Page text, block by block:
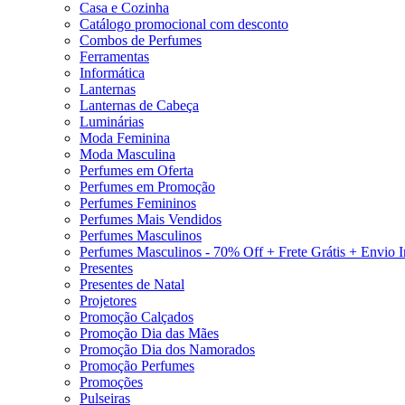
Casa e Cozinha
Catálogo promocional com desconto
Combos de Perfumes
Ferramentas
Informática
Lanternas
Lanternas de Cabeça
Luminárias
Moda Feminina
Moda Masculina
Perfumes em Oferta
Perfumes em Promoção
Perfumes Femininos
Perfumes Mais Vendidos
Perfumes Masculinos
Perfumes Masculinos - 70% Off + Frete Grátis + Envio
Presentes
Presentes de Natal
Projetores
Promoção Calçados
Promoção Dia das Mães
Promoção Dia dos Namorados
Promoção Perfumes
Promoções
Pulseiras